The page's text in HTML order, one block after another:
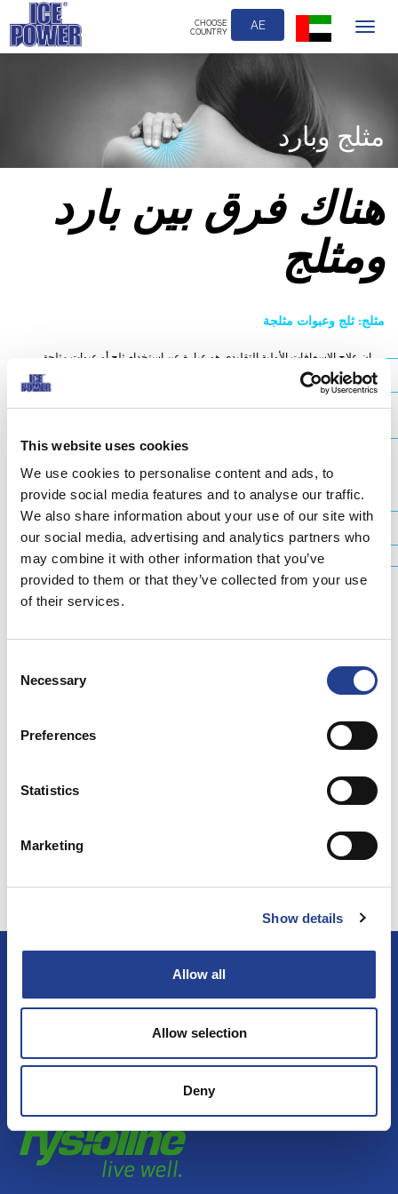
This website uses cookies
We use cookies to personalise content and ads, to
provide social media features and to analyse our traffic.
We also share information about your use of our site with
our social media, advertising and analytics partners who
may combine it with other information that you’ve
provided to them or that they’ve collected from your use
of their services.
Selection
Necessary
Preferences
Statistics
Marketing
Show details
Allow all
Allow selection
Deny
CHOOSE
COUNTRY AE
Toggle
مثلج وبارد
هناك فرق بين بارد
ومثلج
مثلج: ثلج وعبوات مثلجة
إن علاج الاسعافات الأولية التقليدي هو عبارة عن استخدام ثلج أو عبوات مثلجة
تصدر العبوات المثلجة إندورفينات ذاتية تولد إحساس بالارتياح
بارد: ايس باور جل وكريم بارد
يتحقق التأثير المنعش الأمثل دون التعرض لخطورة لسعات الصقيع أو تدمير
الأنسجة
يخفض درجة حرارة الجلد 5-7 درجات مئوية -> تبريد مضبوط
أولاً تتباطأ سرعة الدورة الدموية ثم تزيد بعد 15 دقيقة
تحقق تأثير التبريد الأمثل مع استخدام جل ايس باور البارد